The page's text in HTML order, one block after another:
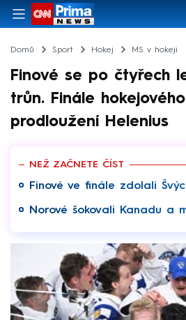
Domů Sport Hokej MS v hokeji
Finové se po čtyřech
trůn. Finále
prodloužení Helenius
NEŽ ZAČNETE ČÍST
Finové ve finále zdolali
Norové šokovali Kanadu a